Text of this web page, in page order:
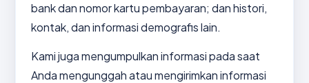
bank dan nomor kartu pembayaran; dan histori,
kontak, dan informasi demografis lain.
Kami juga mengumpulkan informasi pada saat
Anda mengunggah atau mengirimkan informasi